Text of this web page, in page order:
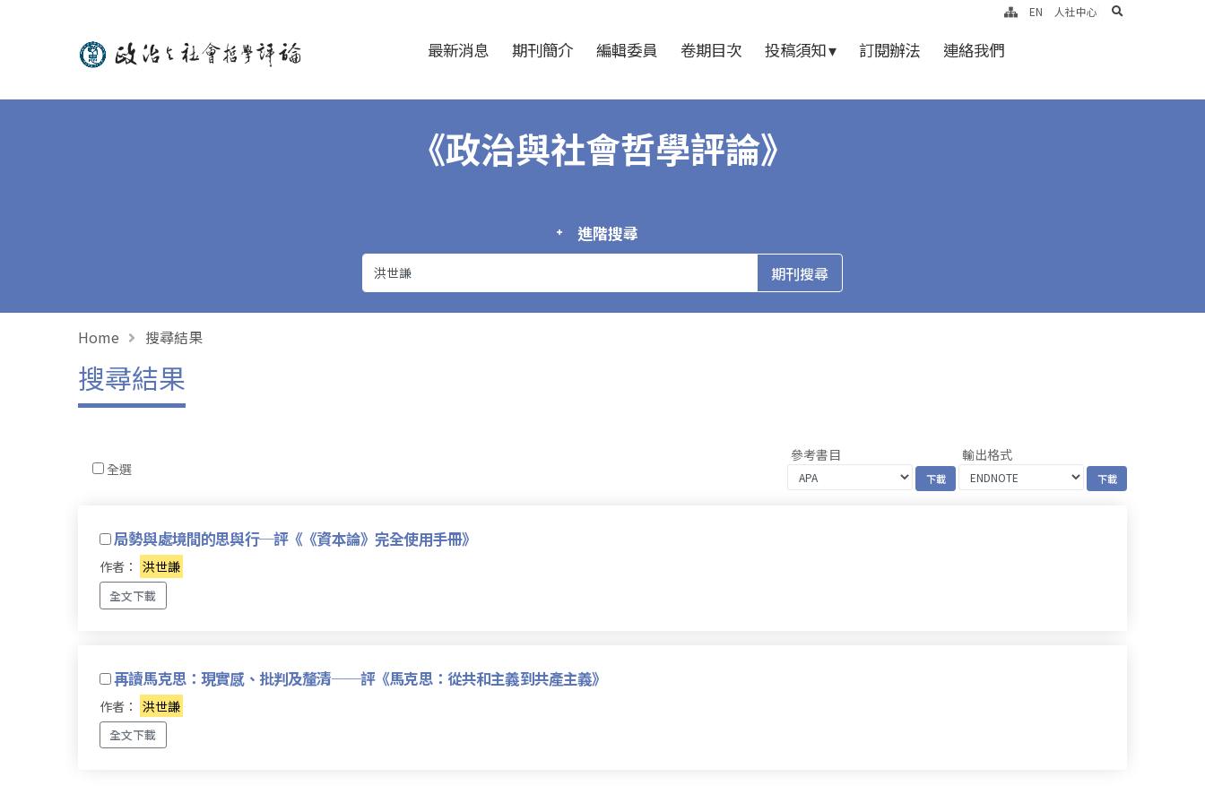
政治與社會哲學評論 最新消息 期刊簡介 編輯委員 卷期目次 投稿須知 ▾ 訂閱辦法 連絡我們
EN 人社中心 search
《政治與社會哲學評論》
進階搜尋
Home 搜尋結果
搜尋結果
全選
參考書目 輸出格式
局勢與處境間的思與行─評《《資本論》完全使用手冊》
作者： 洪世謙
全文下載
再讀馬克思：現實感、批判及釐清──評《馬克思：從共和主義到共產主義》
作者： 洪世謙
全文下載